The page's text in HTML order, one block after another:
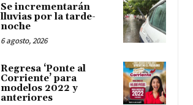
Se incrementarán
lluvias por la tarde-
noche
6 agosto, 2026
Regresa ‘Ponte al
Corriente’ para
modelos 2022 y
anteriores